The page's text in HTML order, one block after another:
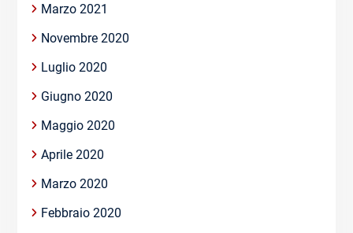
Marzo 2021
Novembre 2020
Luglio 2020
Giugno 2020
Maggio 2020
Aprile 2020
Marzo 2020
Febbraio 2020